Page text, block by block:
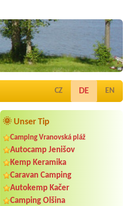
CZ DE EN
🌞 Unser Tip
Camping Vranovská pláž
Autocamp Jenišov
Kemp Keramika
Caravan Camping
Autokemp Kačer
Camping Olšina